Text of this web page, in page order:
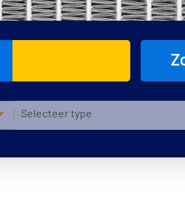
Selecteer type